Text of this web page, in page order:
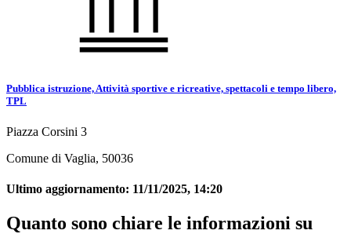
Pubblica istruzione, Attività sportive e ricreative, spettacoli e tempo libero,
TPL
Piazza Corsini 3
Comune di Vaglia, 50036
Ultimo aggiornamento: 11/11/2025, 14:20
Quanto sono chiare le informazioni su